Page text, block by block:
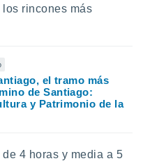
rincones más
el tramo más
de Santiago:
y Patrimonio de la
4 horas y media a 5